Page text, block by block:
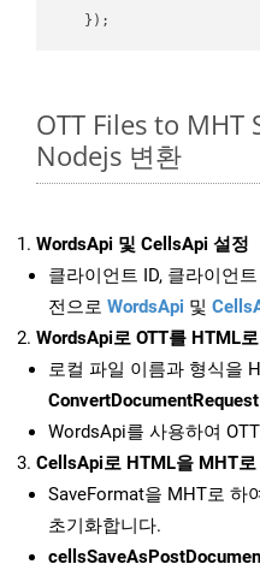
OTT Files to MHT
Nodejs 변환
WordsApi 및 CellsApi 설정
클라이언트 ID, 클라이언
전으로 WordsApi 및
WordsApi로 OTT를 HTML
로컬 파일 이름과 형식을
ConvertDocumentRequest
WordsApi를 사용하여
CellsApi로 HTML을 MHT
SaveFormat을 MHT로 하
초기화합니다.